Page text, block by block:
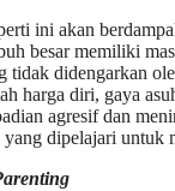
ini akan
besar memiliki
tidak didengarkan
harga diri, gaya
agresif dan
yang dipelajari untuk